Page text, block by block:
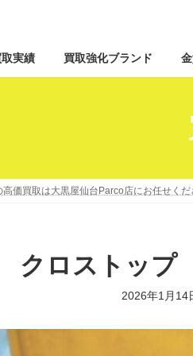
取実績 買取強化ブランド
高価買取は大黒屋仙台Parco店にお任せくだ
クロストッ
2026年1月14